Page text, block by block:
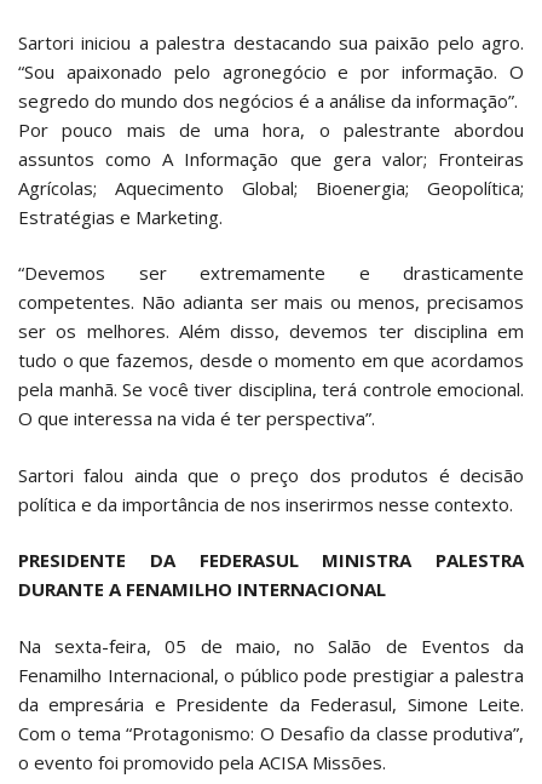
Sartori iniciou a palestra destacando sua paixão pelo agro.
“Sou apaixonado pelo agronegócio e por informação. O
segredo do mundo dos negócios é a análise da informação”.
Por pouco mais de uma hora, o palestrante abordou
assuntos como A Informação que gera valor; Fronteiras
Agrícolas; Aquecimento Global; Bioenergia; Geopolítica;
Estratégias e Marketing.
“Devemos ser extremamente e drasticamente
competentes. Não adianta ser mais ou menos, precisamos
ser os melhores. Além disso, devemos ter disciplina em
tudo o que fazemos, desde o momento em que acordamos
pela manhã. Se você tiver disciplina, terá controle emocional.
O que interessa na vida é ter perspectiva”.
Sartori falou ainda que o preço dos produtos é decisão
política e da importância de nos inserirmos nesse contexto.
PRESIDENTE DA FEDERASUL MINISTRA PALESTRA
DURANTE A FENAMILHO INTERNACIONAL
Na sexta-feira, 05 de maio, no Salão de Eventos da
Fenamilho Internacional, o público pode prestigiar a palestra
da empresária e Presidente da Federasul, Simone Leite.
Com o tema “Protagonismo: O Desafio da classe produtiva”,
o evento foi promovido pela ACISA Missões.